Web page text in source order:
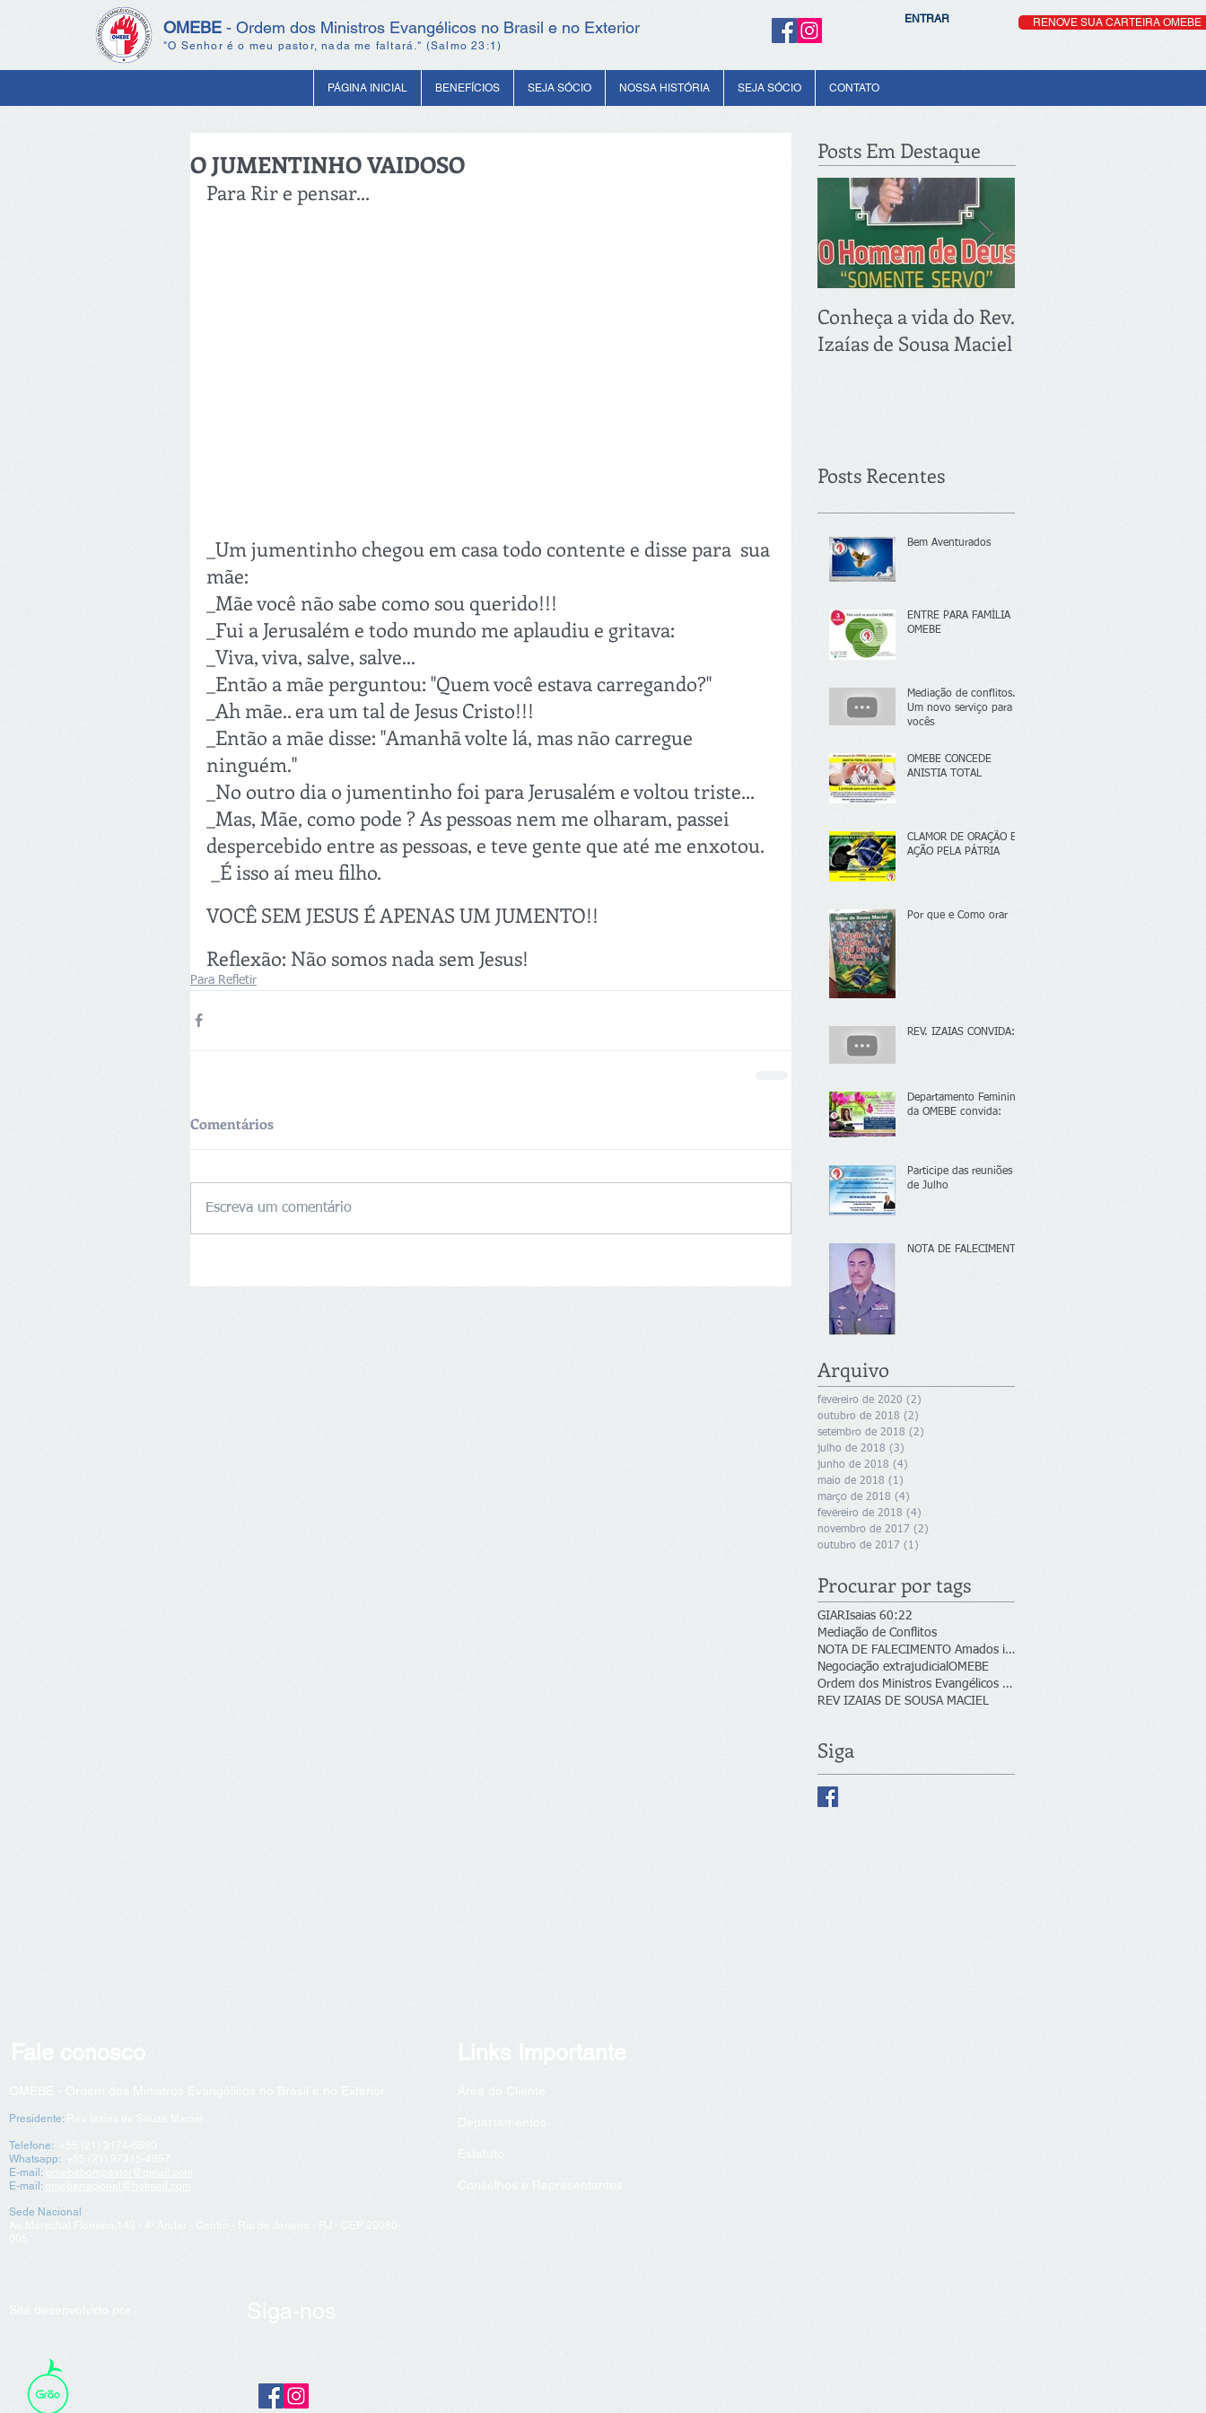
OMEBE - Ordem dos Ministros Evangélicos no Brasil e no Exterior
"O Senhor é o meu pastor, nada me faltará." (Salmo 23:1)
ENTRAR RENOVE SUA CARTEIRA OMEBE
PÁGINA INICIAL BENEFÍCIOS SEJA SÓCIO NOSSA HISTÓRIA SEJA SÓCIO CONTATO
O JUMENTINHO VAIDOSO
Para Rir e pensar...
_Um jumentinho chegou em casa todo contente e disse para  sua
mãe:
_Mãe você não sabe como sou querido!!!
_Fui a Jerusalém e todo mundo me aplaudiu e gritava:
_Viva, viva, salve, salve...
_Então a mãe perguntou: "Quem você estava carregando?"
_Ah mãe.. era um tal de Jesus Cristo!!!
_Então a mãe disse: "Amanhã volte lá, mas não carregue
ninguém."
_No outro dia o jumentinho foi para Jerusalém e voltou triste...
_Mas, Mãe, como pode ? As pessoas nem me olharam, passei
despercebido entre as pessoas, e teve gente que até me enxotou.
_É isso aí meu filho.
VOCÊ SEM JESUS É APENAS UM JUMENTO!!
Reflexão: Não somos nada sem Jesus!
Para Refletir
Comentários
Escreva um comentário
Posts Em Destaque
Conheça a vida do Rev.
Izaías de Sousa Maciel
Posts Recentes
Bem Aventurados
ENTRE PARA FAMÍLIA
OMEBE
Mediação de conflitos.
Um novo serviço para
vocês
OMEBE CONCEDE
ANISTIA TOTAL
CLAMOR DE ORAÇÃO E
AÇÃO PELA PÁTRIA
Por que e Como orar
REV. IZAIAS CONVIDA:
Departamento Feminino
da OMEBE convida:
Participe das reuniões
de Julho
NOTA DE FALECIMENTO
Arquivo
fevereiro de 2020 (2)
outubro de 2018 (2)
setembro de 2018 (2)
julho de 2018 (3)
junho de 2018 (4)
maio de 2018 (1)
março de 2018 (4)
fevereiro de 2018 (4)
novembro de 2017 (2)
outubro de 2017 (1)
Procurar por tags
GIARIsaias 60:22
Mediação de Conflitos
NOTA DE FALECIMENTO Amados irmãos, colegas de líde
Negociação extrajudicial OMEBE
Ordem dos Ministros Evangélicos no Brasil e no Ext
REV IZAIAS DE SOUSA MACIEL
Siga
Fale conosco
OMEBE - Ordem dos Ministros Evangélicos no Brasil e no Exterior
Presidente: Rev. Izaías de Souza Maciel
Telefone: +55 (21)
3174-6690
Whatsapp:
+55 (21) 97315-4857
E-mail:
omebebompastor@gmail.com
E-mail:
omebenacional@hotmail.com
Sede Nacional
Av. Marechal Floriano,143 - 4º Andar - Centro
- Rio de Janeiro - RJ - CEP 20080-
005
Site desenvolvido por Siga-nos
Links Importante
Área do Cliente
Departa mentos
Est
Conselhos e Representantes